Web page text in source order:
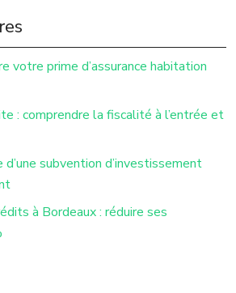
votre prime d’assurance habitation
: comprendre la fiscalité à l’entrée et
subvention d’investissement
à Bordeaux : réduire ses